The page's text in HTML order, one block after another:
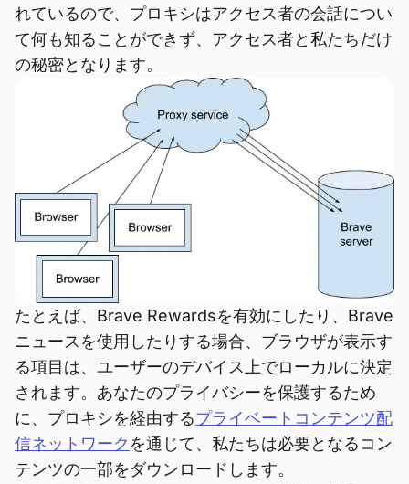
れているので、プロキシはアクセス者の会話につい
て何も知ることができず、アクセス者と私たちだけ
の秘密となります。
たとえば、Brave Rewardsを有効にしたり、Brave
ニュースを使用したりする場合、ブラウザが表示す
る項目は、ユーザーのデバイス上でローカルに決定
されます。あなたのプライバシーを保護するため
に、プロキシを経由するプライベートコンテンツ配
信ネットワーク を通じて、私たちは必要となるコン
テンツの一部をダウンロードします。